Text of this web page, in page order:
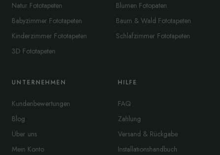
Natur Fototapeten
Babyzimmer Fototapeten
Kinderzimmer Fototapeten
3D Fototapeten
Blumen Fotopaten
Baum & Wald Fototapeten
Schlafzimmer Fototapeten
UNTERNEHMEN
Kundenbewertungen
Blog
Über uns
Mein Konto
HILFE
FAQ
Zahlung
Versand & Rückgabe
Installationshandbuch